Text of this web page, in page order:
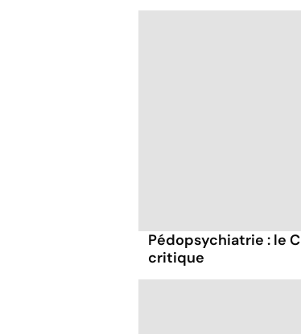
Pédopsychiatrie : le
critique